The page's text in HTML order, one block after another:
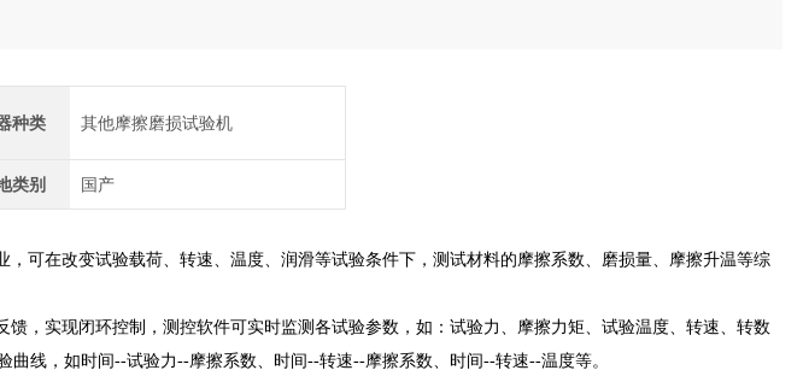
种类 其他摩擦磨损试验机
类别 国产
可在改变试验载荷、转速、温度、润滑等试验条件下，测试材料的摩擦系数、磨损量、摩擦升温等综
，实现闭环控制，测控软件可实时监测各试验参数，如：试验力、摩擦力矩、试验温度、转速、转数
线，如时间--试验力--摩擦系数、时间--转速--摩擦系数、时间--转速--温度等。